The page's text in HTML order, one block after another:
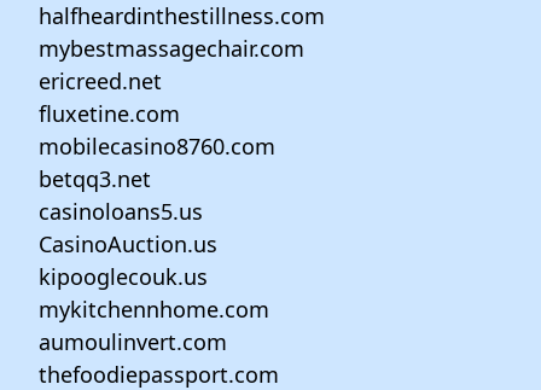
halfheardinthestillness.com
mybestmassagechair.com
ericreed.net
fluxetine.com
mobilecasino8760.com
betqq3.net
casinoloans5.us
CasinoAuction.us
kipooglecouk.us
mykitchennhome.com
aumoulinvert.com
thefoodiepassport.com